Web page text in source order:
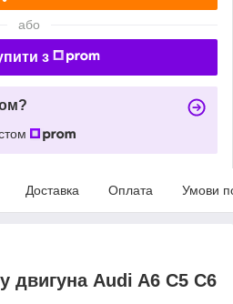
або
з
Доставка Оплата Умови
двигуна Audi A6 C5 C6